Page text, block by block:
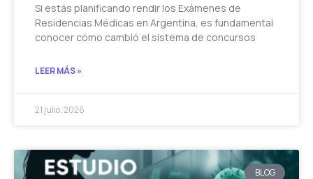
Si estás planificando rendir los Exámenes de
Residencias Médicas en Argentina, es fundamental
conocer cómo cambió el sistema de concursos
LEER MÁS »
21 julio, 2026
BLOG